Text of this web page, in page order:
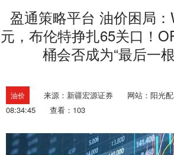
盈通策略平台 油价困局
元，布伦特挣扎65关口！
桶会否成为“最后一
油价 来源：新疆宏源证券 网站：阳光
08:34:45
查看：103